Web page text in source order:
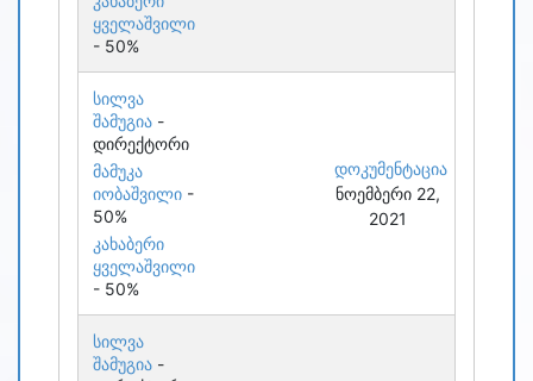
ყველაშვილი
- 50%
სილვა
შამუგია -
დირექტორი
მამუკა
იობაშვილი -
50%
კახაბერი
ყველაშვილი
- 50%
დოკუმენტაცია
ნოემბერი 22,
2021
სილვა
შამუგია -